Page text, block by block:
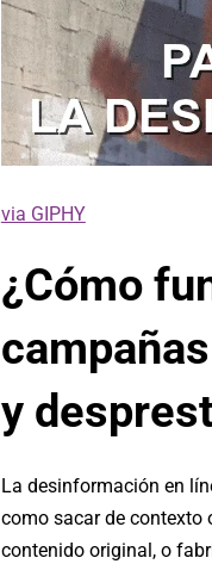
via GIPHY
¿Cómo
y
La desinformación en
como sacar de contexto
contenido original, o